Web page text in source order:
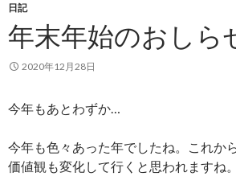
キ
ッ
プ
日記
年末年始のおしら
2020年12月28日
今年もあとわずか…
今年も色々あった年でしたね。これか
価値観も変化して行くと思われますね。